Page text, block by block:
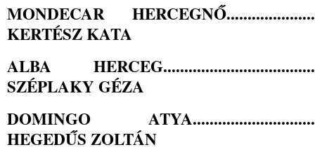
MONDECAR
KERTÉSZ KATA
ALBA
SZÉPLAKY GÉZA
DOMINGO
HEGEDŰS ZOLTÁN